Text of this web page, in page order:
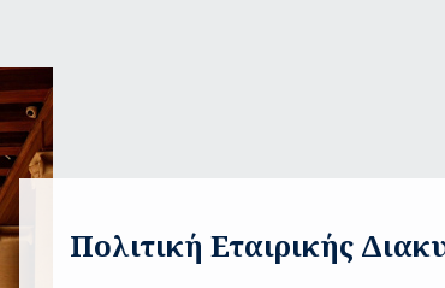
Πολιτική Εταιρικής